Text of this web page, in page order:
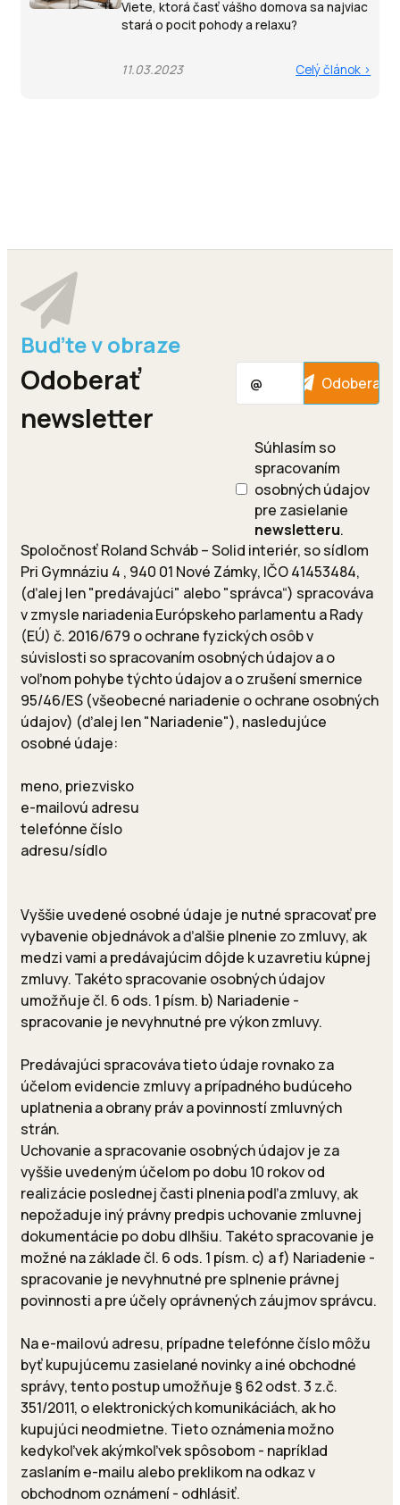
11.03.2023
Viete, ktorá časť vášho domova sa najviac
stará o pocit pohody a relaxu?
Celý článok >
Odoberať
newsletter
Súhlasím so
spracovaním
osobných údajov
pre zasielanie
newsletteru.
Spoločnosť Roland Schváb – Solid interiér, so sídlom
Pri Gymnáziu 4 , 940 01 Nové Zámky, IČO 41453484,
(ďalej len "predávajúci" alebo "správca“) spracováva
v zmysle nariadenia Európskeho parlamentu a Rady
(EÚ) č. 2016/679 o ochrane fyzických osôb v
súvislosti so spracovaním osobných údajov a o
voľnom pohybe týchto údajov a o zrušení smernice
95/46/ES (všeobecné nariadenie o ochrane osobných
údajov) (ďalej len "Nariadenie"), nasledujúce
osobné údaje:
meno, priezvisko
e-mailovú adresu
telefónne číslo
adresu/sídlo
Vyššie uvedené osobné údaje je nutné spracovať pre
vybavenie objednávok a ďalšie plnenie zo zmluvy, ak
medzi vami a predávajúcim dôjde k uzavretiu kúpnej
zmluvy. Takéto spracovanie osobných údajov
umožňuje čl. 6 ods. 1 písm. b) Nariadenie -
spracovanie je nevyhnutné pre výkon zmluvy.
Predávajúci spracováva tieto údaje rovnako za
účelom evidencie zmluvy a prípadného budúceho
uplatnenia a obrany práv a povinností zmluvných
strán.
Uchovanie a spracovanie osobných údajov je za
vyššie uvedeným účelom po dobu 10 rokov od
realizácie poslednej časti plnenia podľa zmluvy, ak
nepožaduje iný právny predpis uchovanie zmluvnej
dokumentácie po dobu dlhšiu. Takéto spracovanie je
možné na základe čl. 6 ods. 1 písm. c) a f) Nariadenie -
spracovanie je nevyhnutné pre splnenie právnej
povinnosti a pre účely oprávnených záujmov správcu.
Na e-mailovú adresu, prípadne telefónne číslo môžu
byť kupujúcemu zasielané novinky a iné obchodné
správy, tento postup umožňuje § 62 odst. 3 z.č.
351/2011, o elektronických komunikáciách, ak ho
kupujúci neodmietne. Tieto oznámenia možno
kedykoľvek akýmkoľvek spôsobom - napríklad
zaslaním e-mailu alebo preklikom na odkaz v
obchodnom oznámení - odhlásiť.